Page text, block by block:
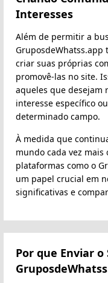
Interesses
Além de permitir a
GruposdeWhatss.app
criar suas próprias
promovê-las no site.
aqueles que desejam
interesse específico
determinado campo.
À medida que
mundo cada vez
plataformas como o
um papel crucial em
significativas e
Por que Enviar